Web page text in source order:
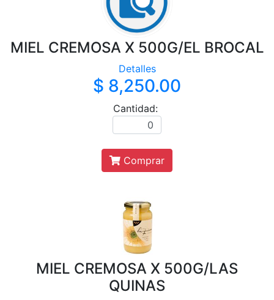
MIEL CREMOSA X 500G/EL BROCAL
Detalles
$ 8,250.00
Cantidad:
Comprar
MIEL CREMOSA X 500G/LAS
QUINAS